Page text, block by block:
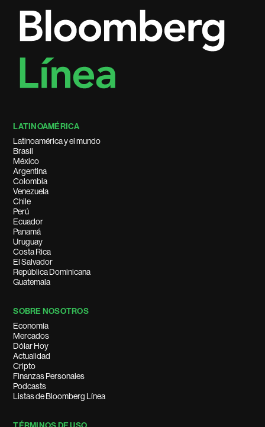
LATINOAMÉRICA
Latinoamérica y el mundo
Brasil
México
Argentina
Colombia
Venezuela
Chile
Perú
Ecuador
Panamá
Uruguay
Costa Rica
El Salvador
República Dominicana
Guatemala
SOBRE NOSOTROS
Economía
Mercados
Dólar Hoy
Actualidad
Cripto
Finanzas Personales
Podcasts
Listas de Bloomberg Línea